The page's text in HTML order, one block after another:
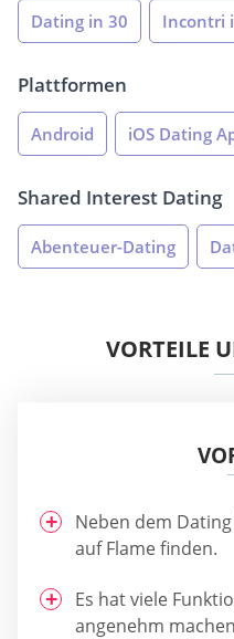
Dating in 30 Incontri
Plattformen
Android iOS Dating
Shared Interest Dating
Abenteuer-Dating
VORTEILE
Neben dem
auf Flame finden.
Es hat viele
angenehm